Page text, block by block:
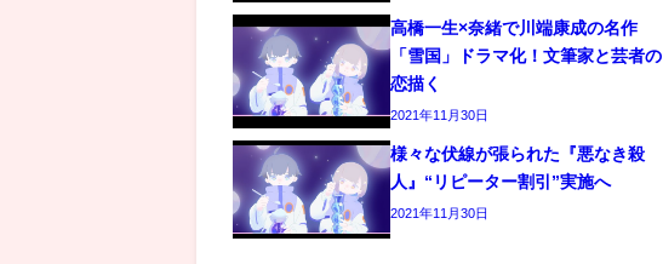
高橋一生×奈緒で川端康成の名作
「雪国」ドラマ化！文筆家と芸者の
恋描く
2021年11月30日
様々な伏線が張られた『悪なき殺
人』“リピーター割引”実施へ
2021年11月30日